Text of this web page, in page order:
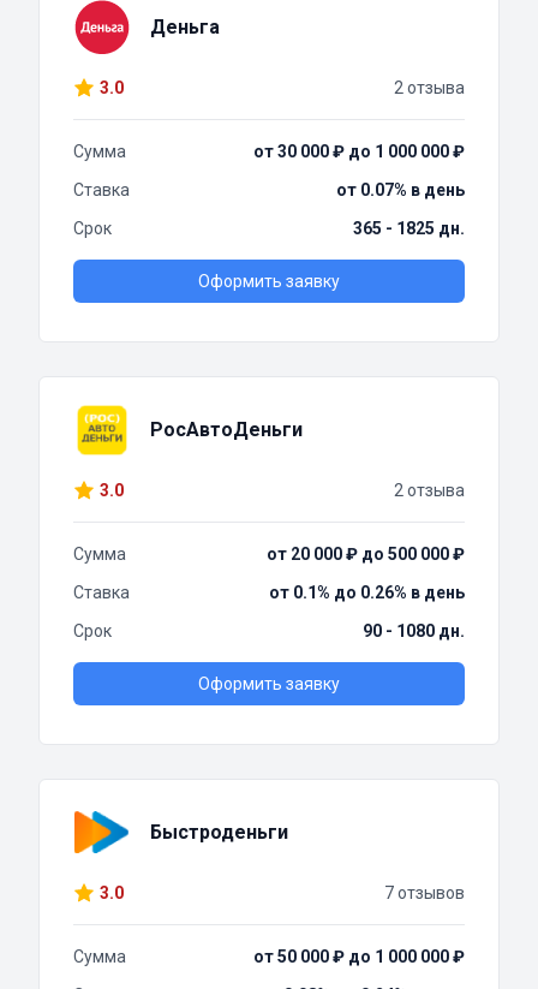
Деньга
3.0 2 отзыва
Сумма
от 30 000 ₽ до 1 000 000 ₽
Ставка
от 0.07% в день
Срок
365 - 1825 дн.
Оформить заявку
РосАвтоДеньги
3.0 2 отзыва
Сумма
от 20 000 ₽ до 500 000 ₽
Ставка
от 0.1% до 0.26% в день
Срок
90 - 1080 дн.
Оформить заявку
Быстроденьги
3.0 7 отзывов
Сумма
от 50 000 ₽ до 1 000 000 ₽